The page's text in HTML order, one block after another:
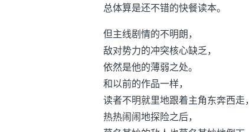
总体算是还不错的快餐读本。
但主线剧情的不明朗，
敌对势力的冲突核心缺乏，
依然是他的薄弱之处。
和以前的作品一样，
读者不明就里地跟着主角东奔西走，
热热闹闹地探险之后，